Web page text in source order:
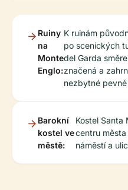
Ruiny
na
Monte
Englo:
K ruinám
po scenických
del Garda
značená a
nezbytné
Barokní
kostel ve
městě:
Kostel Santa
centru
náměstí a